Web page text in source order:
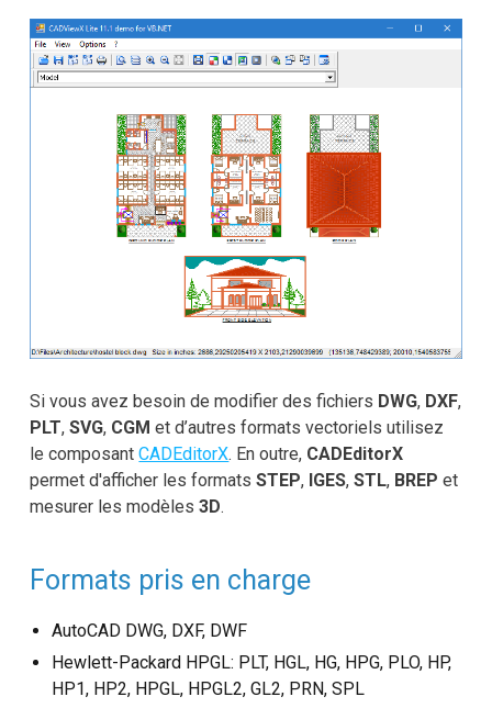
Si vous avez besoin de modifier des fichiers DWG, DXF,
PLT,SVG, CGM et d’autres formats vectoriels utilisez
le composantCADEditorX. En outre, CADEditorX
permet d'afficher les formatsSTEP, IGES,STL, BREP et
mesurer les modèles3D.
Formats pris en charge
AutoCAD DWG, DXF, DWF
Hewlett-Packard HPGL: PLT, HGL, HG, HPG, PLO, HP,
HP1, HP2, HPGL, HPGL2, GL2, PRN, SPL